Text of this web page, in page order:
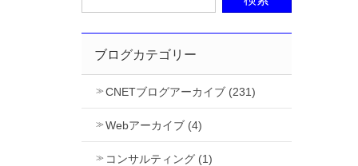
ブログカテゴリー
CNETブログアーカイブ (231)
Webアーカイブ (4)
コンサルティング (1)